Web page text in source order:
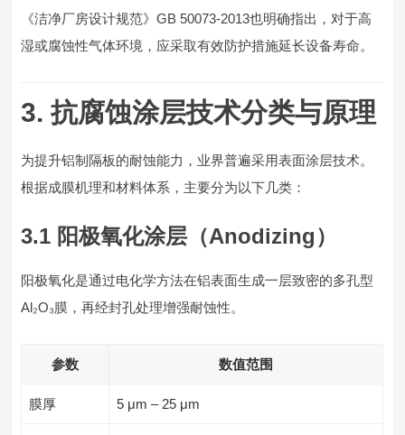
《洁净厂房设计规范》GB 50073-2013也明确指出，对于高
湿或腐蚀性气体环境，应采取有效防护措施延长设备寿命。
3. 抗腐蚀涂层技术分类与原理
为提升铝制隔板的耐蚀能力，业界普遍采用表面涂层技术。
根据成膜机理和材料体系，主要分为以下几类：
3.1 阳极氧化涂层（Anodizing）
阳极氧化是通过电化学方法在铝表面生成一层致密的多孔型
Al₂O₃膜，再经封孔处理增强耐蚀性。
参数 数值范围
膜厚 5 μm – 25 μm